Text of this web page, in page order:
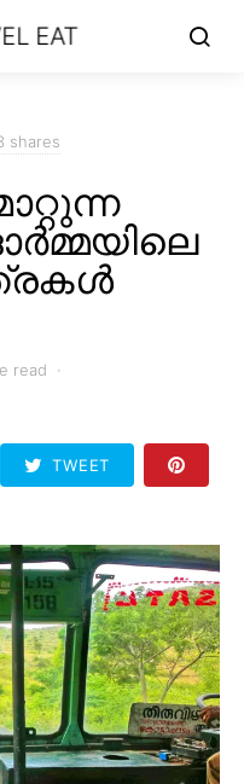
EAT
shares
read
TWEET